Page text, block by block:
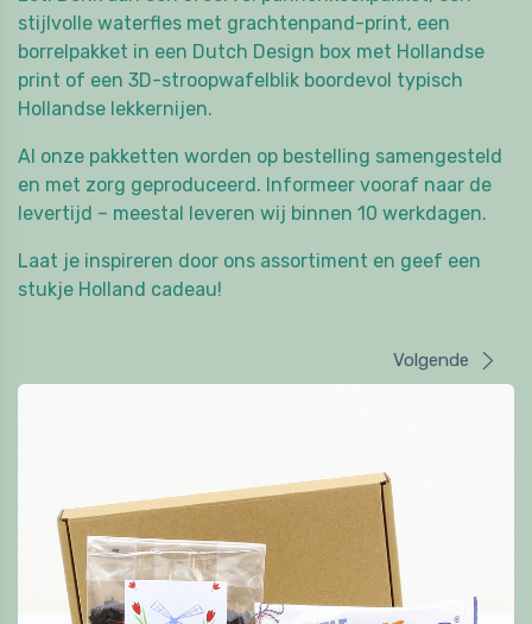
stijlvolle waterfles met grachtenpand-print, een
borrelpakket in een Dutch Design box met Hollandse
print of een 3D-stroopwafelblik boordevol typisch
Hollandse lekkernijen.
Al onze pakketten worden op bestelling samengesteld
en met zorg geproduceerd. Informeer vooraf naar de
levertijd – meestal leveren wij binnen 10 werkdagen.
Laat je inspireren door ons assortiment en geef een
stukje Holland cadeau!
Volgende